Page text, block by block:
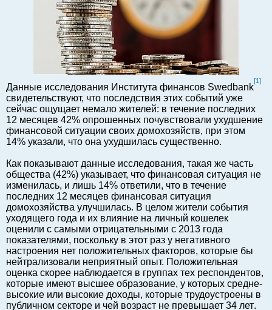
Технологии
Рынки и компании
Балтийский экспорт
Советы юриста
ЕС - Балтия
Балтия - СНГ
Люди дела
Право
Круглый стол
Образование и наука
Экономическая история
Прямая речь
Благотворительность
Форумы
Книга
Архив
Сергей Тюленев: студия
Данные исследования Института финансов Swedbank
[1]
свидетельствуют, что последствия этих событий уже
сейчас ощущает немало жителей: в течение последних
12 месяцев 42% опрошенных почувствовали ухудшение
финансовой ситуации своих домохозяйств, при этом
14% указали, что она ухудшилась существенно.
Как показывают данные исследования, такая же часть
общества (42%) указывает, что финансовая ситуация не
изменилась, и лишь 14% ответили, что в течение
последних 12 месяцев финансовая ситуация
домохозяйства улучшилась. В целом жители события
уходящего года и их влияние на личный кошелек
оценили с самыми отрицательными с 2013 года
показателями, поскольку в этот раз у негативного
настроения нет положительных факторов, которые бы
нейтрализовали неприятный опыт. Положительная
оценка скорее наблюдается в группах тех респондентов,
которые имеют высшее образование, у которых средне-
высокие или высокие доходы, которые трудоустроены в
публичном секторе и чей возраст не превышает 34 лет.